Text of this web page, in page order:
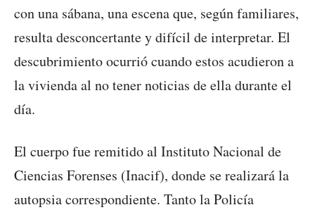
con una sábana, una escena que, según familiares,
resulta desconcertante y difícil de interpretar. El
descubrimiento ocurrió cuando estos acudieron a
la vivienda al no tener noticias de ella durante el
día.
El cuerpo fue remitido al Instituto Nacional de
Ciencias Forenses (Inacif), donde se realizará la
autopsia correspondiente. Tanto la Policía